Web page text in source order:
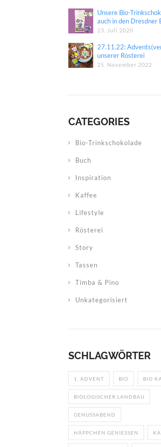
Unsere Bio-
auch in den Dresdner
COMPANY Märkten
23. Juli 2020
27.11.22:
unserer Rösterei
25. November 2022
CATEGORIES
Bio-Trinkschokolade
Buch
Inspiration
Kaffee
Lifestyle
Rösterei
Story
Tassen
Timba & Pino
Unkategorisiert
SCHLAGWÖRTER
1. ADVENT BIO BIO
BIOLOGISCHER LANDBAU
GENUSSABEND
HÄPPCHEN GENIESSEN